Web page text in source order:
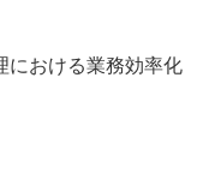
おける業務効率化